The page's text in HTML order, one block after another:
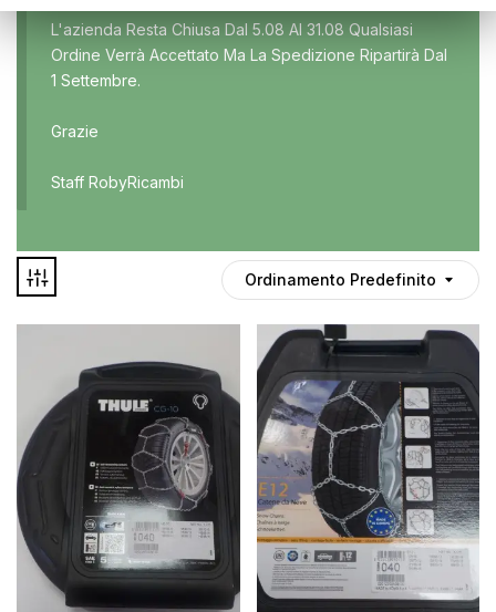
Marca
Modello
Auto usate
Culla
Maniglie
Noleggio
Parti meccaniche
Ponte
Spray
Disponibile
In offerta
L'azienda Resta Chiusa Dal 5.08 Al 31.08 Qualsiasi
Ordine Verrà Accettato Ma La Spedizione Ripartirà Dal
1 Settembre.
Grazie
Staff RobyRicambi
Ordinamento Predefinito